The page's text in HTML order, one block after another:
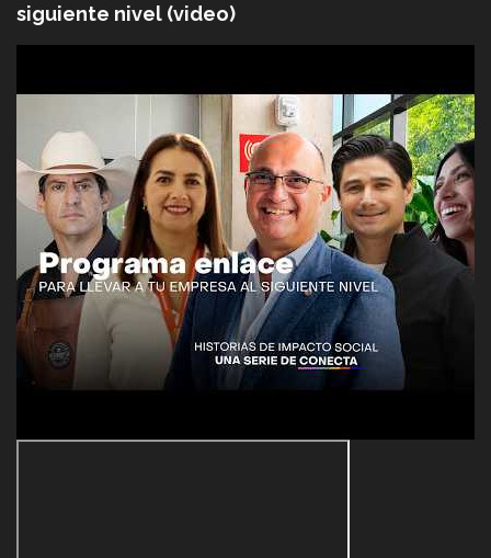
siguiente nivel (video)